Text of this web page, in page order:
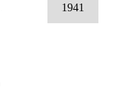
1941